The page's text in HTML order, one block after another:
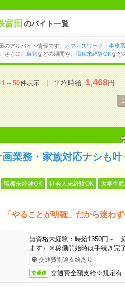
富田 のバイト一覧
のアルバイト情報です。 オフィスワーク・事務系
さらに、
単発などの期間や、 職種未経験OKなど
1～50件表示 平均時給:1,468円
1
画業務・家族対応ナシも
職種未経験OK 社会人未経験OK 大学生
「やることが明確」だから迷わ
無資格未経験：時給1350円～
ます）※稼働開始時は手続き完
交通費別途支給あり
交通費 交通費全額支給※規定有